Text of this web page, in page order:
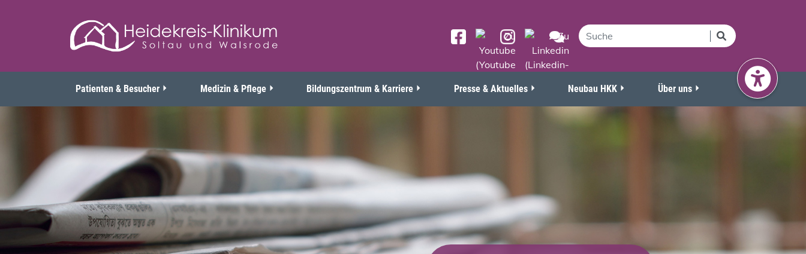
Patienten & Besucher Medizin & Pflege Bildungszentrum & Karriere Presse & Aktuelles Neubau HKK Über uns